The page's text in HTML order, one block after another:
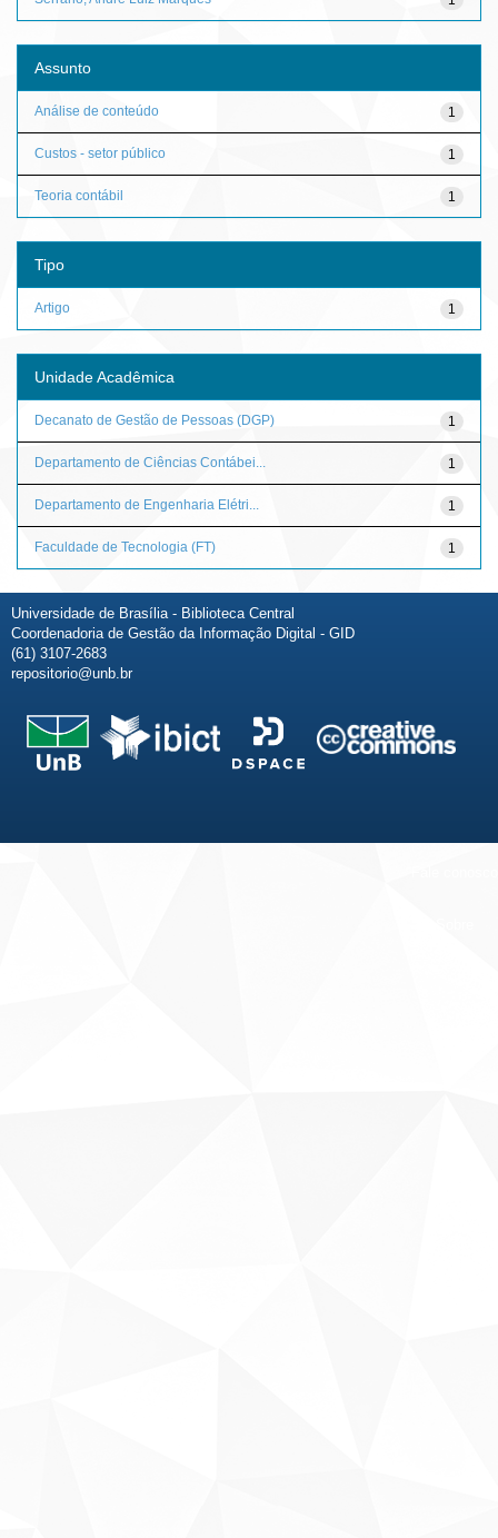
Assunto
1
Análise de conteúdo
1
Custos - setor público
1
Teoria contábil
Tipo
1
Artigo
Unidade Acadêmica
1
Decanato de Gestão de Pessoas (DGP)
1
Departamento de Ciências Contábei...
1
Departamento de Engenharia Elétri...
1
Faculdade de Tecnologia (FT)
Universidade de Brasília - Biblioteca Central
Coordenadoria de Gestão da Informação Digital - GID
(61) 3107-2683
repositorio@unb.br